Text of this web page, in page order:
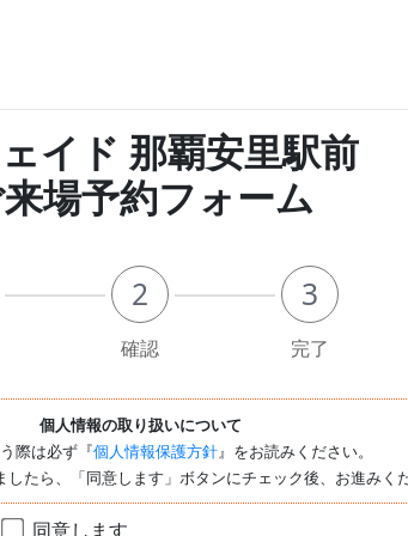
イド 那覇安里駅前
場予約フォーム
2
確認
3
完了
個人情報の取り扱いについて
際は必ず『個人情報保護方針』をお読みください。
したら、「同意します」ボタンにチェック後、お進みく
同意します